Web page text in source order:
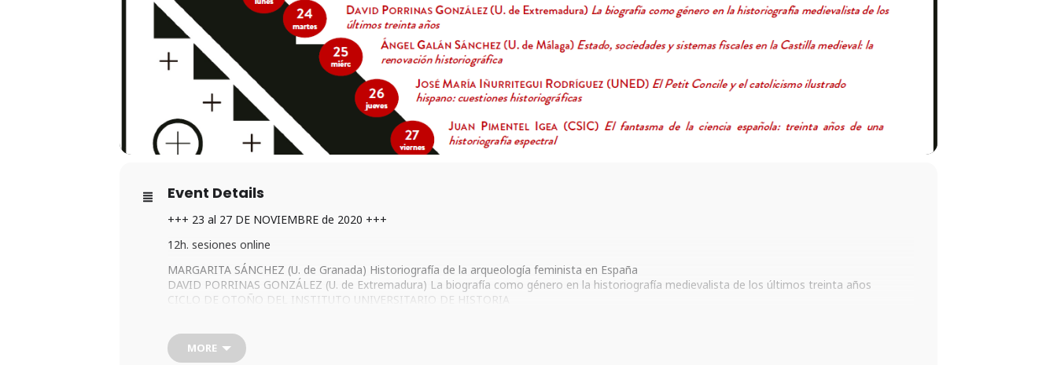
Event Details
+++ 23 al 27 DE NOVIEMBRE de 2020 +++
12h. sesiones online
MARGARITA SÁNCHEZ (U. de Granada) Historiografía de la arqueología feminista en España
DAVID PORRINAS GONZÁLEZ (U. de Extremadura) La biografía como género en la historiografía medievalista de los últimos treinta años
CICLO DE OTOÑO DEL INSTITUTO UNIVERSITARIO DE HISTORIA
JUAN PIMENTEL IGEA (CSIC) El fantasma de la ciencia española: treinta años de una historiografía espectral
MORE